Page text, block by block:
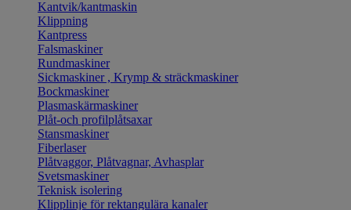
Kantvik/kantmaskin
Klippning
Kantpress
Falsmaskiner
Rundmaskiner
Sickmaskiner , Krymp & sträckmaskiner
Bockmaskiner
Plasmaskärmaskiner
Plåt-och profilplåtsaxar
Stansmaskiner
Fiberlaser
Plåtvaggor, Plåtvagnar, Avhasplar
Svetsmaskiner
Teknisk isolering
Klipplinje för rektangulära kanaler